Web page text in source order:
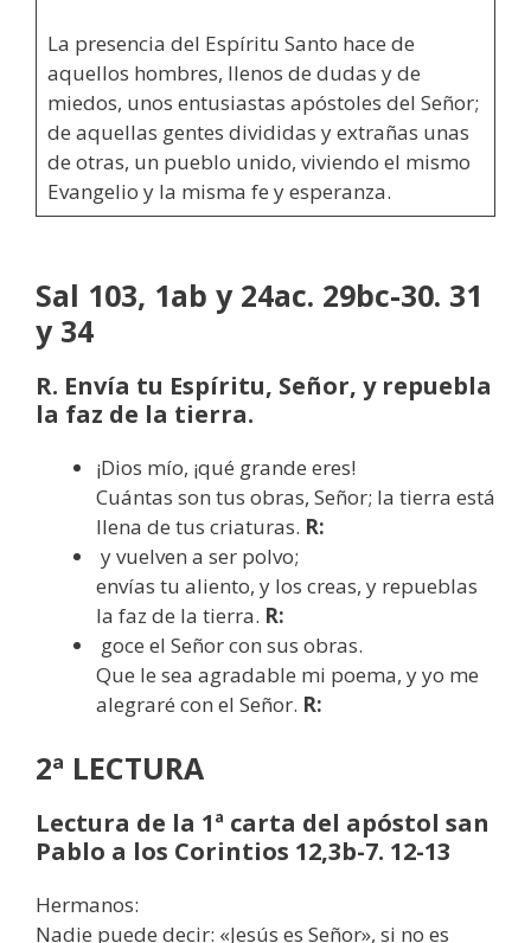
La presencia del Espíritu Santo hace de
aquellos hombres, llenos de dudas y de
miedos, unos entusiastas apóstoles del Señor;
de aquellas gentes divididas y extrañas unas
de otras, un pueblo unido, viviendo el mismo
Evangelio y la misma fe y esperanza.
Sal 103, 1ab y 24ac. 29bc-30. 31
y 34
R. Envía tu Espíritu, Señor, y repuebla
la faz de la tierra.
¡Dios mío, ¡qué grande eres!
Cuántas son tus obras, Señor; la tierra está
llena de tus criaturas. R:
y vuelven a ser polvo;
envías tu aliento, y los creas, y repueblas
la faz de la tierra. R:
goce el Señor con sus obras.
Que le sea agradable mi poema, y yo me
alegraré con el Señor. R:
2ª LECTURA
Lectura de la 1ª carta del apóstol san
Pablo a los Corintios 12,3b-7. 12-13
Hermanos:
Nadie puede decir: «Jesús es Señor», si no es